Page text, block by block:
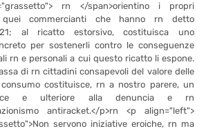
rn </span>orientino i propri
commercianti che hanno rn detto
al ricatto estorsivo, costituisca uno
per sostenerli contro le conseguenze
rn e personali a cui questo ricatto li espone.
di rn cittadini consapevoli del valore delle
costituisce, rn a nostro parere, un
e ulteriore alla denuncia e rn
antiracket.</p>rn <p align="left">
servono iniziative eroiche, rn ma